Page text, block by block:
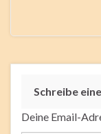
Schreibe
Deine Email-